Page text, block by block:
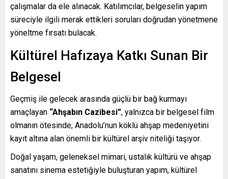
çalışmalar da ele alınacak. Katılımcılar, belgeselin yapım
süreciyle ilgili merak ettikleri soruları doğrudan yönetmene
yöneltme fırsatı bulacak.
Kültürel Hafızaya Katkı Sunan Bir
Belgesel
Geçmiş ile gelecek arasında güçlü bir bağ kurmayı
amaçlayan “Ahşabın Cazibesi”, yalnızca bir belgesel film
olmanın ötesinde; Anadolu’nun köklü ahşap medeniyetini
kayıt altına alan önemli bir kültürel arşiv niteliği taşıyor.
Doğal yaşam, geleneksel mimari, ustalık kültürü ve ahşap
sanatını sinema estetiğiyle buluşturan yapım, kültürel